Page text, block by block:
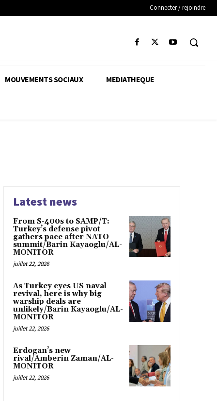
Connecter / rejoindre
MOUVEMENTS SOCIAUX MEDIATHEQUE
Latest news
From S-400s to SAMP/T:
Turkey’s defense pivot
gathers pace after NATO
summit/Barin Kayaoglu/AL-
MONITOR
juillet 22, 2026
As Turkey eyes US naval
revival, here is why big
warship deals are
unlikely/Barin Kayaoglu/AL-
MONITOR
juillet 22, 2026
Erdogan’s new
rival/Amberin Zaman/AL-
MONITOR
juillet 22, 2026